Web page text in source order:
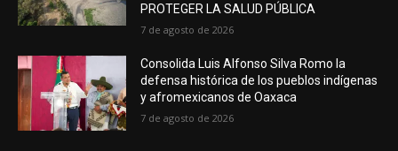
PROTEGER LA SALUD PÚBLICA
7 de agosto de 2026
Consolida Luis Alfonso Silva Romo la
defensa histórica de los pueblos indígenas
y afromexicanos de Oaxaca
7 de agosto de 2026